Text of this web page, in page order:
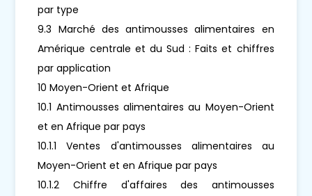
par type
9.3 Marché des antimousses alimentaires en
Amérique centrale et du Sud : Faits et chiffres
par application
10 Moyen-Orient et Afrique
10.1 Antimousses alimentaires au Moyen-Orient
et en Afrique par pays
10.1.1 Ventes d'antimousses alimentaires au
Moyen-Orient et en Afrique par pays
10.1.2 Chiffre d'affaires des antimousses